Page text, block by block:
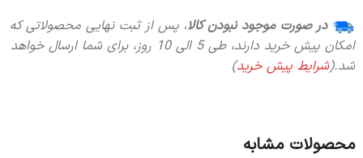
در صورت موجود نبودن کالا، پس از ثبت نهایی محصولاتی که
امکان پیش خرید دارند، طی 5 الی 10 روز،
برای شما ارسال خواهد
شد.(شرایط پیش خرید)
محصولات مشابه